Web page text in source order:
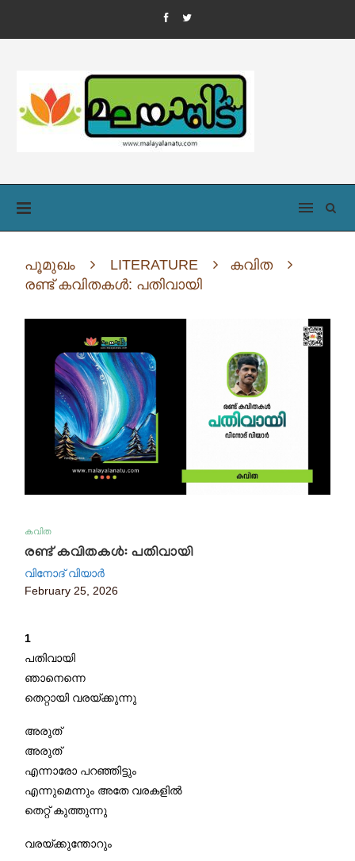
പൂമുഖം LITERATURE
കവിത
രണ്ട് കവിതകൾ: പതിവായി
കവിത
രണ്ട് കവിതകൾ: പതിവായി
വിനോദ് വിയാർ
February 25, 2026
1
പതിവായി
ഞാനെന്നെ
തെറ്റായി വരയ്ക്കുന്നു
അരുത്
അരുത്
എന്നാരോ പറഞ്ഞിട്ടും
എന്നുമെന്നും അതേ വരകളിൽ
തെറ്റ് കുത്തുന്നു
വരയ്ക്കുന്തോറും